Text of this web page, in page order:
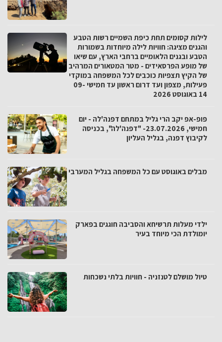
לילות קסומים תחת כיפת השמיים רשות הטבע
והגנים מציגה: חוויות לילה מיוחדות בשמורות
הטבע ובגנים הלאומיים ברחבי הארץ, עם שיאו
של מופע הפרסאידים - מטר המטאורים המרהיב
של הקיץ תצפיות כוכבים לכל המשפחה במוקדי
פעילות, מצפון ועד דרום ראשון עד חמישי 09-
14 באוגוסט 2026
פופ-אפ יקב הרי גליל במתחם דפנה'לה - יום
חמישי, 23.07.2026- "דפנה'לה", בכניסה
לקיבוץ דפנה, בגליל העליון
מבלים באוגוסט עם כל המשפחה בגליל המערבי
ילדי מעלות תרשיחא והסביבה חוגגים בפארק
יומולדת הכי מיוחד בעיר
טיול מושלם לטנזניה - חוויות בלתי נשכחות